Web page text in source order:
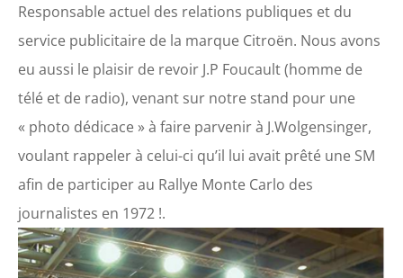
Responsable actuel des relations publiques et du
service publicitaire de la marque Citroën. Nous avons
eu aussi le plaisir de revoir J.P Foucault (homme de
télé et de radio), venant sur notre stand pour une
« photo dédicace » à faire parvenir à J.Wolgensinger,
voulant rappeler à celui-ci qu’il lui avait prêté une SM
afin de participer au Rallye Monte Carlo des
journalistes en 1972 !.